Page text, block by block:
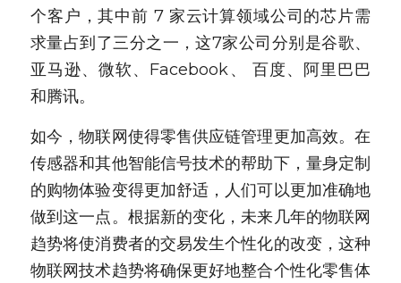
个客户，其中前 7 家云计算领域公司的芯片需
求量占到了三分之一，这7家公司分别是谷歌、
亚马逊、微软、Facebook、 百度、阿里巴巴
和腾讯。
如今，物联网使得零售供应链管理更加高效。在
传感器和其他智能信号技术的帮助下，量身定制
的购物体验变得更加舒适，人们可以更加准确地
做到这一点。根据新的变化，未来几年的物联网
趋势将使消费者的交易发生个性化的改变，这种
物联网技术趋势将确保更好地整合个性化零售体